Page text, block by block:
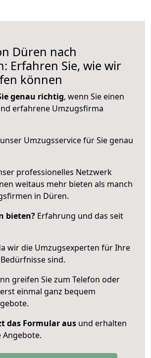
Düren nach
Erfahren Sie, wie wir
können
genau richtig, wenn Sie einen
erfahrene Umzugsfirma
Umzugsservice für Sie genau
professionelles Netzwerk
weitaus mehr bieten als manch
in Düren.
bieten? Erfahrung und das seit
wir die Umzugsexperten für Ihre
sind.
greifen Sie zum Telefon oder
einmal ganz bequem
das Formular aus und erhalten
Angebote.